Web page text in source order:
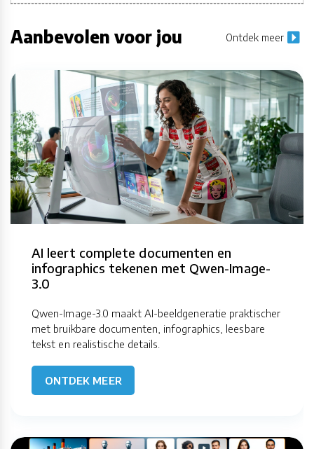
Aanbevolen voor jou Ontdek meer
AI leert complete documenten en
infographics tekenen met Qwen-Image-
3.0
Qwen-Image-3.0 maakt AI-beeldgeneratie praktischer
met bruikbare documenten, infographics, leesbare
tekst en realistische details.
ONTDEK MEER